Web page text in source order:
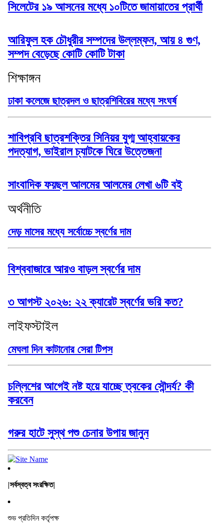
সিলেটের ১৯ আসনের মধ্যে ১০টিতে জামায়াতের প্রার্থী
আরিফুল হক চৌধুরীর সম্পদের উল্লম্ফন, আয় ৪ গুণ,
সম্পদ বেড়েছে কোটি কোটি টাকা
শিক্ষাঙ্গন
ঢাকা কলেজে ছাত্রদল ও ছাত্রশিবিরের মধ্যে সংঘর্ষ
শাবিপ্রবি ছাত্রশক্তির সিনিয়র যুগ্ম আহ্বায়কের
পদত্যাগ, ভাইরাল চ্যাটকে ঘিরে উত্তেজনা
সাংবাদিক ফয়ছল আলমের আলমের লেখা ৬টি বই
অর্থনীতি
দেড় মাসের মধ্যে সর্বোচ্চে স্বর্ণের দাম
বিশ্ববাজারে আরও বাড়ল স্বর্ণের দাম
৩ আগস্ট ২০২৬: ২২ ক্যারেট স্বর্ণের ভরি কত?
লাইফস্টাইল
মেঘলা দিন কাটানোর সেরা টিপস
চল্লিশের আগেই নষ্ট হয়ে যাচ্ছে ত্বকের সৌন্দর্য? কী
করবেন
গরুর হাটে সুস্থ পশু চেনার উপায় জানুন
|সর্বস্বত্ব সংরক্ষিত|
শুভ প্রতিদিন কর্তৃপক্ষ